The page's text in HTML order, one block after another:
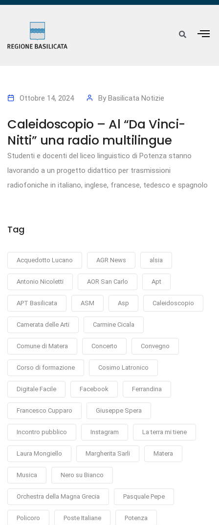
Ottobre 14, 2024 By Basilicata Notizie
Caleidoscopio – Al “Da Vinci-
Nitti” una radio multilingue
Studenti e docenti del liceo linguistico di Potenza stanno
lavorando a un progetto didattico per trasmissioni
radiofoniche in italiano, inglese, francese, tedesco e spagnolo
Tag
Acquedotto Lucano AGR News alsia
Antonio Nicoletti AOR San Carlo Apt
APT Basilicata ASM Asp Caleidoscopio
Camerata delle Arti Carmine Cicala
Comune di Matera Concerto Convegno
Corso di formazione Cosimo Latronico
Digitale Facile Facebook Ferrandina
Francesco Cupparo Giuseppe Spera
Incontro pubblico Instagram La terra mi tiene
Laura Mongiello Margherita Sarli Matera
Musica Nero su Bianco
Orchestra della Magna Grecia Pasquale Pepe
Policoro Poste Italiane Potenza